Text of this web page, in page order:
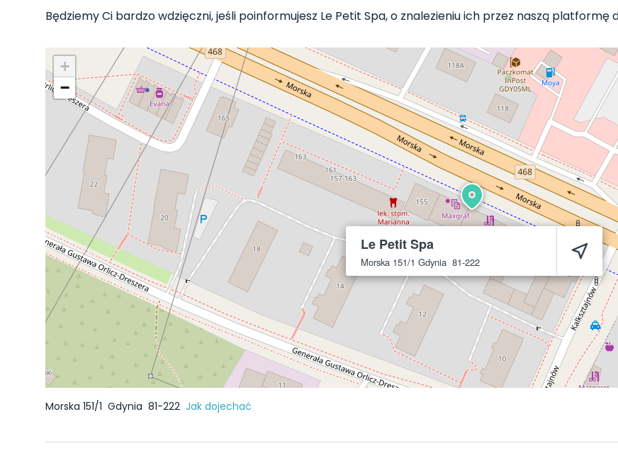
Będziemy Ci bardzo wdzięczni, jeśli poinformujesz Le Petit Spa, o znalezieniu ich przez naszą
Le Petit Spa
Morska 151/1 Gdynia 81-222
+
−
Morska 151/1 Gdynia 81-222 Jak dojechać